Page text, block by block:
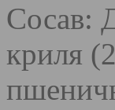
Сосав:
криля